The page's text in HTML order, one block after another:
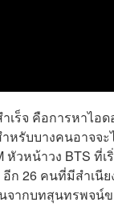
ร็จ คือการหาไอ
หรับบางคนอาจจ
วหน้าวง BTS ที่
ก 26 คนที่มีสำเ
ากบทสุนทรพจน์